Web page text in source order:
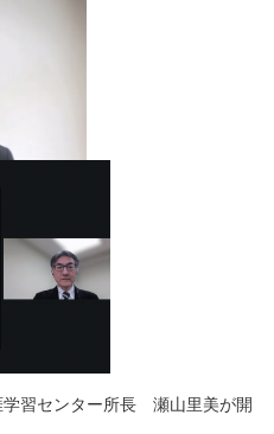
習センター所長 瀬山里美が開